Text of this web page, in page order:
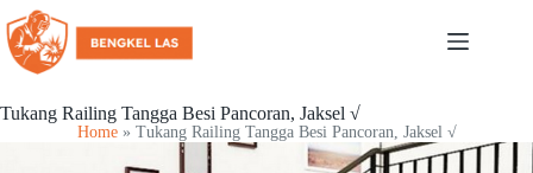
Tukang Railing Tangga Besi Pancoran, Jaksel √
Home» Tukang Railing Tangga Besi Pancoran, Jaksel √